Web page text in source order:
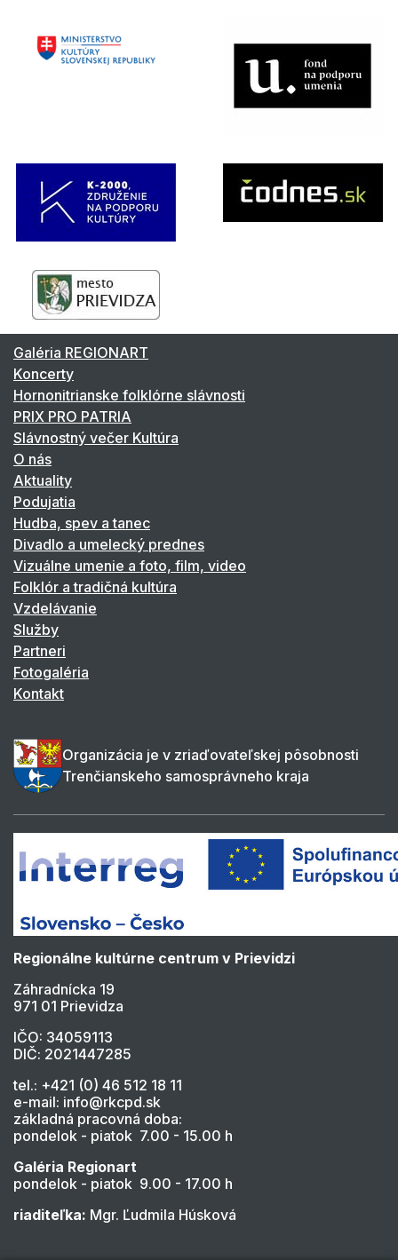
Galéria REGIONART
Koncerty
Hornonitrianske folklórne slávnosti
PRIX PRO PATRIA
Slávnostný večer Kultúra
O nás
Aktuality
Podujatia
Hudba, spev a tanec
Divadlo a umelecký prednes
Vizuálne umenie a foto, film, video
Folklór a tradičná kultúra
Vzdelávanie
Služby
Partneri
Fotogaléria
Kontakt
Organizácia je v zriaďovateľskej pôsobnosti
Trenčianskeho samosprávneho kraja
Regionálne kultúrne centrum v Prievidzi
Záhradnícka 19
971 01 Prievidza
IČO: 34059113
DIČ: 2021447285
tel.: +421 (0) 46 512 18 11
e-mail: info@rkcpd.sk
základná pracovná doba:
pondelok - piatok 7.00 - 15.00 h
Galéria Regionart
pondelok - piatok 9.00 - 17.00 h
riaditeľka: Mgr. Ľudmila Húsková